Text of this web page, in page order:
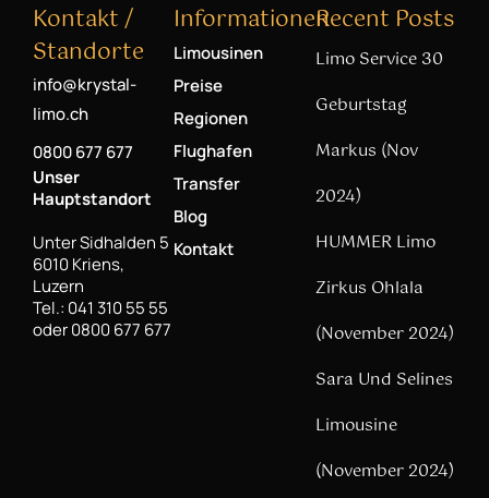
Kontakt /
Standorte
info@krystal-
limo.ch
0800 677 677
Unser
Hauptstandort
Unter Sidhalden 5
6010 Kriens,
Luzern
Tel.: 041 310 55 55
oder 0800 677 677
Informationen
Limousinen
Preise
Regionen
Flughafen
Transfer
Blog
Kontakt
Recent Posts
Limo Service 30
Geburtstag
Markus (Nov
2024)
HUMMER Limo
Zirkus Ohlala
(November 2024)
Sara Und Selines
Limousine
(November 2024)